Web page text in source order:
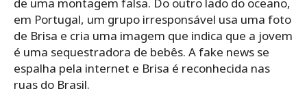
em Portugal, um grupo irresponsável usa uma foto
de Brisa e cria uma imagem que indica que a jovem
é uma sequestradora de bebês. A fake news se
espalha pela internet e Brisa é reconhecida nas
ruas do Brasil.